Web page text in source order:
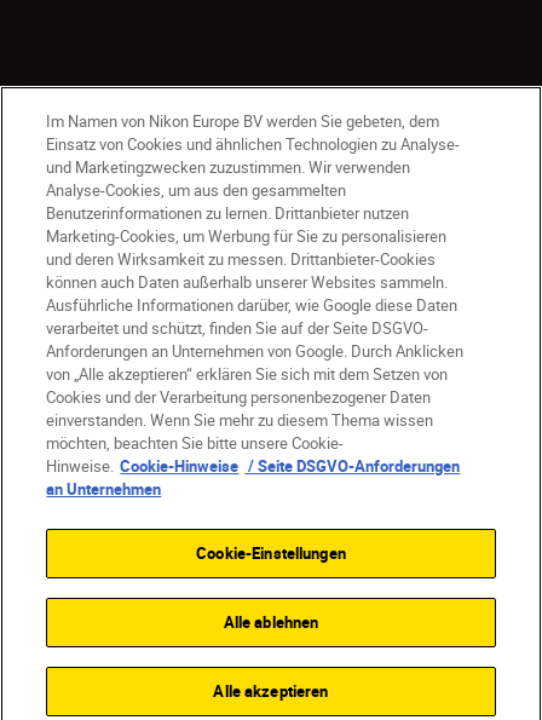
DE Nikon Sites
Kontakt
Datenschutzhinweis
Nutzungsbedingungen
Geschäftsbedingungen des Nikon Stores
Cookie-Hinweise
Barrierefreiheit
Cookie-Einstellungen
© 2026 Nikon
SKIP
Im Namen von Nikon Europe BV werden Sie gebeten, dem
Einsatz von Cookies und ähnlichen Technologien zu Analyse-
und Marketingzwecken zuzustimmen. Wir verwenden
Analyse-Cookies, um aus den gesammelten
Benutzerinformationen zu lernen. Drittanbieter nutzen
Marketing-Cookies, um Werbung für Sie zu personalisieren
und deren Wirksamkeit zu messen. Drittanbieter-Cookies
können auch Daten außerhalb unserer Websites sammeln.
Ausführliche Informationen darüber, wie Google diese Daten
verarbeitet und schützt, finden Sie auf der Seite DSGVO-
Anforderungen an Unternehmen von Google. Durch Anklicken
von „Alle akzeptieren“ erklären Sie sich mit dem Setzen von
Cookies und der Verarbeitung personenbezogener Daten
einverstanden. Wenn Sie mehr zu diesem Thema wissen
möchten, beachten Sie bitte unsere Cookie-
Hinweise. Cookie-Hinweise / Seite DSGVO-Anforderungen
an Unternehmen
Cookie-Einstellungen
Alle ablehnen
Alle akzeptieren